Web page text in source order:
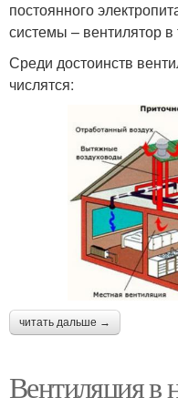
постоянного
системы – вентилятор
Среди достоинств
числятся:
читать дальше →
Вентиляция в